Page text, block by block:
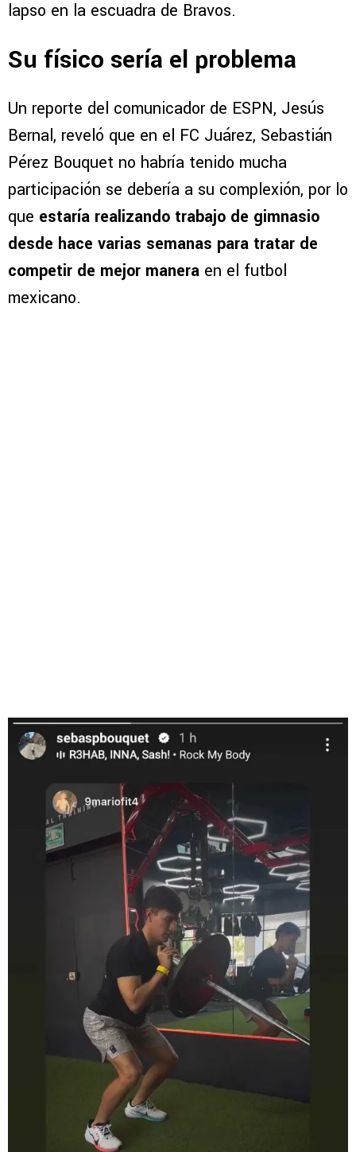
lapso en la escuadra de Bravos.
Su físico sería el problema
Un reporte del comunicador de ESPN, Jesús
Bernal, reveló que en el FC Juárez, Sebastián
Pérez Bouquet no habría tenido mucha
participación se debería a su complexión, por lo
que estaría realizando trabajo de gimnasio
desde hace varias semanas para tratar de
competir de mejor manera en el futbol
mexicano.